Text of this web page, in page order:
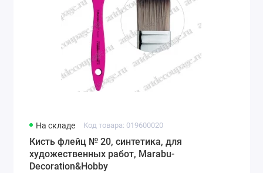
На складе Код товара: 019600020
Кисть флейц № 20, синтетика, для
художественных работ, Marabu-
Decoration&Hobby